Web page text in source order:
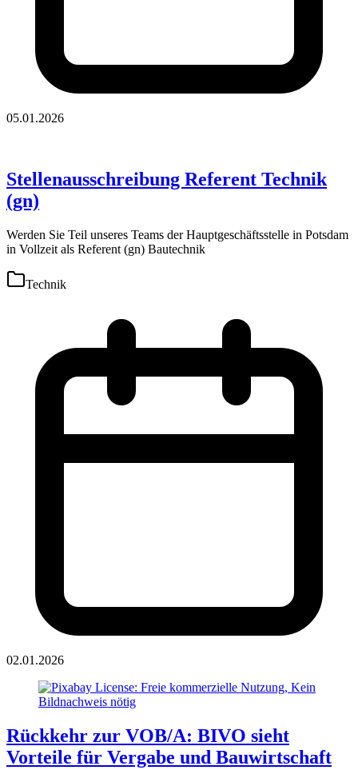
05.01.2026
Stellenausschreibung Referent Technik
(gn)
Werden Sie Teil unseres Teams der Hauptgeschäftsstelle in Potsdam
in Vollzeit als Referent (gn) Bautechnik
Technik
02.01.2026
Rückkehr zur VOB/A: BIVO sieht
Vorteile für Vergabe und Bauwirtschaft